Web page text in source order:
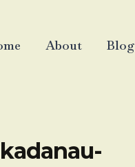
About Blog